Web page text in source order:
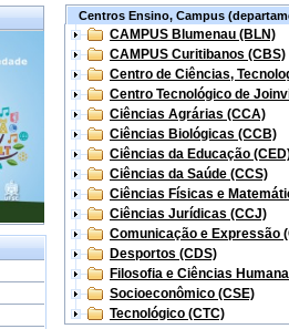
Centros Ensino, Campus
CAMPUS Blumenau (BLN)
CAMPUS Curitibanos (CBS)
Centro de Ciências,
Centro Tecnológico de
Ciências Agrárias (CCA)
Ciências Biológicas (CCB)
Ciências da Educação
Ciências da Saúde (CCS)
Ciências Físicas e
Ciências Jurídicas (CCJ)
Comunicação e Expressão
Desportos (CDS)
Filosofia e Ciências
Socioeconômico (CSE)
Tecnológico (CTC)